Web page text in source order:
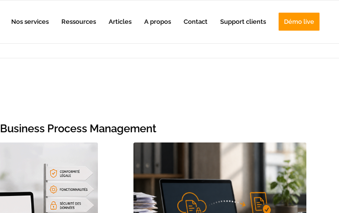
Nos services Ressources Articles A propos Contact Support clients Démo live
Business Process Management